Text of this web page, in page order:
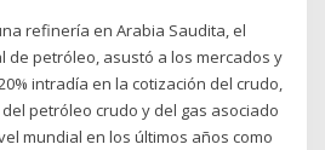
refinería en Arabia Saudita, el
de petróleo, asustó a los mercados y
intradía en la cotización del crudo,
petróleo crudo y del gas asociado
mundial en los últimos años como